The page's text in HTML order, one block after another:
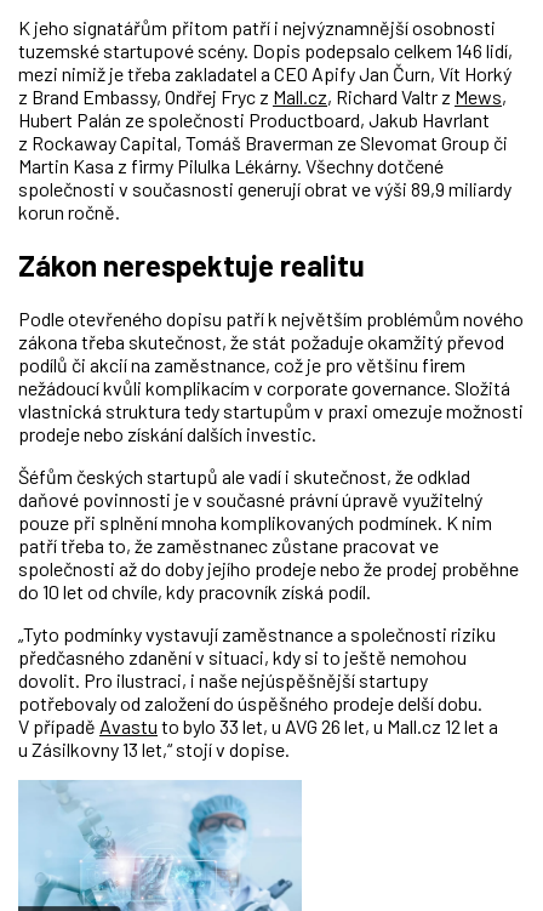
K jeho signatářům přitom patří i nejvýznamnější osobnosti
tuzemské startupové scény. Dopis podepsalo celkem 146 lidí,
mezi nimiž je třeba zakladatel a CEO Apify Jan Čurn, Vít Horký
z Brand Embassy, Ondřej Fryc z Mall.cz, Richard Valtr z Mews,
Hubert Palán ze společnosti Productboard, Jakub Havrlant
z Rockaway Capital, Tomáš Braverman ze Slevomat Group či
Martin Kasa z firmy Pilulka Lékárny. Všechny dotčené
společnosti v současnosti generují obrat ve výši 89,9 miliardy
korun ročně.
Zákon nerespektuje realitu
Podle otevřeného dopisu patří k největším problémům nového
zákona třeba skutečnost, že stát požaduje okamžitý převod
podílů či akcií na zaměstnance, což je pro většinu firem
nežádoucí kvůli komplikacím v corporate governance. Složitá
vlastnická struktura tedy startupům v praxi omezuje možnosti
prodeje nebo získání dalších investic.
Šéfům českých startupů ale vadí i skutečnost, že odklad
daňové povinnosti je v současné právní úpravě využitelný
pouze při splnění mnoha komplikovaných podmínek. K nim
patří třeba to, že zaměstnanec zůstane pracovat ve
společnosti až do doby jejího prodeje nebo že prodej proběhne
do 10 let od chvíle, kdy pracovník získá podíl.
„Tyto podmínky vystavují zaměstnance a společnosti riziku
předčasného zdanění v situaci, kdy si to ještě nemohou
dovolit. Pro ilustraci, i naše nejúspěšnější startupy
potřebovaly od založení do úspěšného prodeje delší dobu.
V případě Avastu to bylo 33 let, u AVG 26 let, u Mall.cz 12 let a
u Zásilkovny 13 let,“ stojí v dopise.